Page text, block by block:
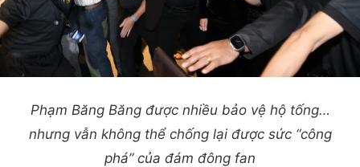
Phạm Băng Băng được nhiều bảo vệ hộ tống…
nhưng vẫn không thể chống lại được sức “công
phá” của đám đông fan